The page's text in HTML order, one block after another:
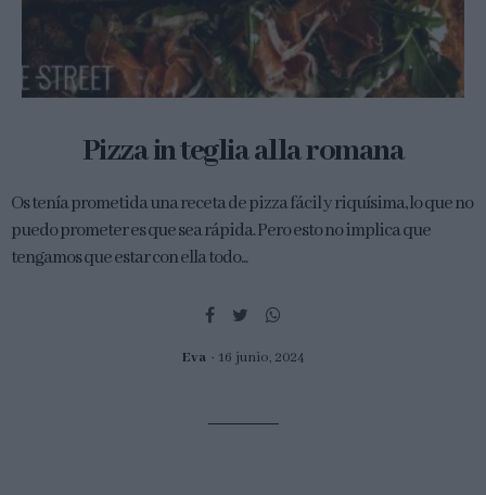
Pizza in teglia alla romana
Os tenía prometida una receta de pizza fácil y riquísima, lo que no
puedo prometer es que sea rápida. Pero esto no implica que
tengamos que estar con ella todo...
Eva 16 junio, 2024